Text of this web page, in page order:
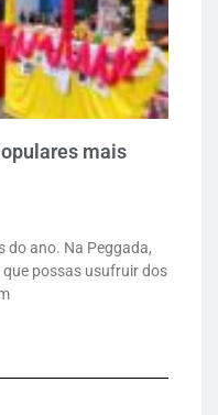
mais
do ano. Na Peggada,
possas usufruir dos